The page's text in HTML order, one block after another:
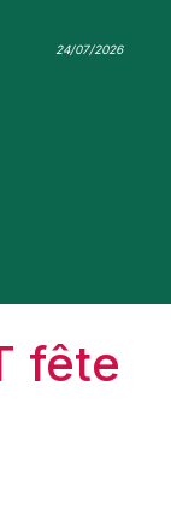
24/07/2026
fête